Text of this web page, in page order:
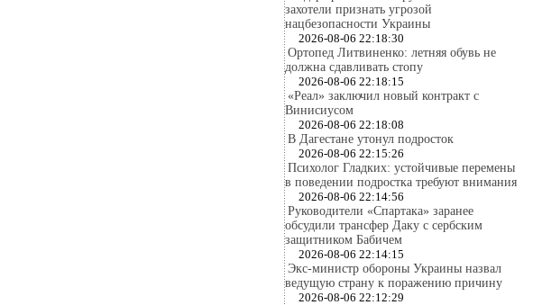
захотели признать угрозой
нацбезопасности Украины
2026-08-06 22:18:30
Ортопед Литвиненко: летняя обувь не
должна сдавливать стопу
2026-08-06 22:18:15
«Реал» заключил новый контракт с
Винисиусом
2026-08-06 22:18:08
В Дагестане утонул подросток
2026-08-06 22:15:26
Психолог Гладких: устойчивые перемены
в поведении подростка требуют внимания
2026-08-06 22:14:56
Руководители «Спартака» заранее
обсудили трансфер Даку с сербским
защитником Бабичем
2026-08-06 22:14:15
Экс-министр обороны Украины назвал
ведущую страну к поражению причину
2026-08-06 22:12:29